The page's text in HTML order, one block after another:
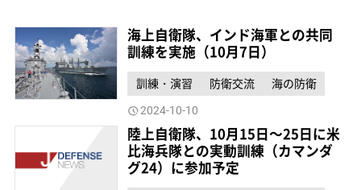
海上自衛隊、インド海軍との共同
訓練を実施（10月7日）
訓練・演習 防衛交流 海の防衛
2024-10-10
陸上自衛隊、10月15日～25日に米
比海兵隊との実動訓練（カマンダ
グ24）に参加予定